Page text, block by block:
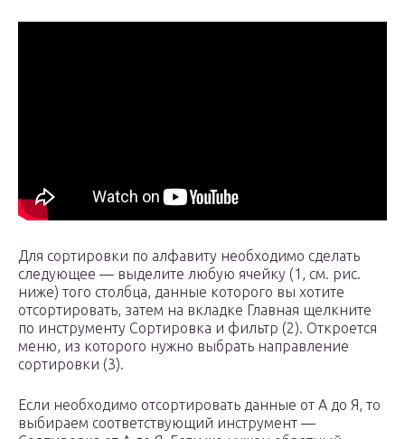
Для сортировки по алфавиту необходимо сделать
следующее — выделите любую ячейку (1, см. рис.
ниже) того столбца, данные которого вы хотите
отсортировать, затем на вкладке Главная щелкните
по инструменту Сортировка и фильтр (2). Откроется
меню, из которого нужно выбрать направление
сортировки (3).
Если необходимо отсортировать данные от А до Я, то
выбираем соответствующий инструмент —